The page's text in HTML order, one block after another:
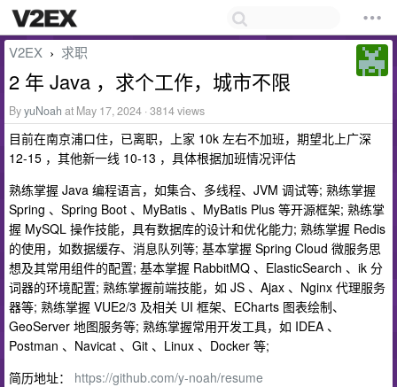
V2EX › 求职
2 年 Java ，求个工作，城市不限
ByyuNoah at May 17, 2024 · 3814 views
目前在南京浦口住，已离职，上家 10k 左右不加班，期望北上广深
12-15 ，其他新一线 10-13 ，具体根据加班情况评估
熟练掌握 Java 编程语言，如集合、多线程、JVM 调试等; 熟练掌握
Spring 、Spring Boot 、MyBatis 、MyBatis Plus 等开源框架; 熟练掌
握 MySQL 操作技能，具有数据库的设计和优化能力; 熟练掌握 Redis
的使用，如数据缓存、消息队列等; 基本掌握 Spring Cloud 微服务思
想及其常用组件的配置; 基本掌握 RabbitMQ 、ElasticSearch 、ik 分
词器的环境配置; 熟练掌握前端技能，如 JS 、Ajax 、Nginx 代理服务
器等; 熟练掌握 VUE2/3 及相关 UI 框架、ECharts 图表绘制、
GeoServer 地图服务等; 熟练掌握常用开发工具，如 IDEA 、
Postman 、Navicat 、Git 、Linux 、Docker 等;
简历地址： https://github.com/y-noah/resume